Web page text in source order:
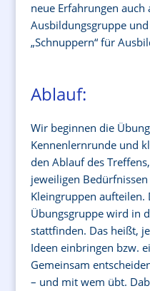
neue Erfahrungen
Ausbildungsgruppe
„Schnuppern“ für
Ablauf:
Wir beginnen die
Kennenlernrunde und
den Ablauf des
jeweiligen
Kleingruppen aufteilen.
Übungsgruppe wird in
stattfinden. Das heißt,
Ideen einbringen bzw.
Gemeinsam
– und mit wem übt.